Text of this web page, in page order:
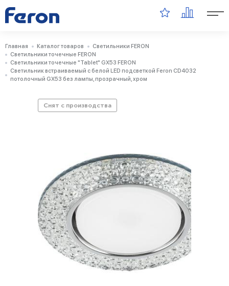
Главная Каталог товаров
Светильники FERON
Светильники точечные FERON
Светильники точечные "Tablet" GX53 FERON
Светильник встраиваемый с белой LED подсветкой Feron CD4032
потолочный GX53 без лампы, прозрачный, хром
Снят с производства